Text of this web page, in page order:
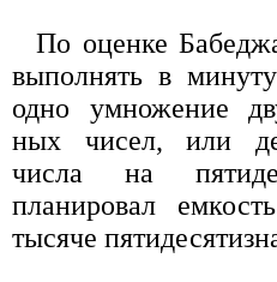
По оценке
выполнять в
одно умножение
ных чисел, или
числа на
планировал
тысяче